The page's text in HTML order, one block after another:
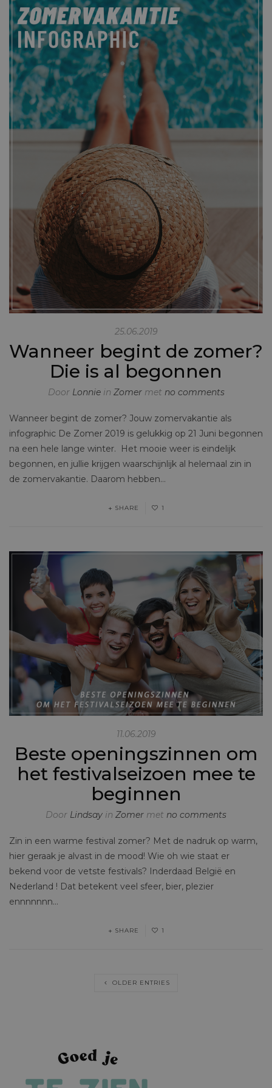
25.06.2019
Wanneer begint de zomer?
Die is al begonnen
Door Lonniein Zomermet no comments
Wanneer begint de zomer? Jouw zomervakantie als
infographic De Zomer 2019 is gelukkig op 21 Juni begonnen
na een hele lange winter. Het mooie weer is eindelijk
begonnen, en jullie krijgen waarschijnlijk al helemaal zin in
de zomervakantie. Daarom hebben…
SHARE 1
11.06.2019
Beste openingszinnen om
het festivalseizoen mee te
beginnen
Door Lindsay in Zomer met no comments
Zin in een warme festival zomer? Met de nadruk op warm,
hier geraak je alvast in de mood! Wie oh wie staat er
bekend voor de vetste festivals? Inderdaad België en
Nederland ! Dat betekent veel sfeer, bier, plezier
ennnnnnn…
SHARE 1
OLDER ENTRIES